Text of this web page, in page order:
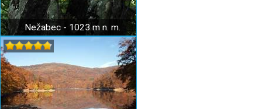
Nežabec - 1023 m n. m.